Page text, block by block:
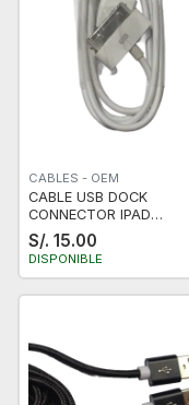
CABLES - OEM
CABLE USB DOCK
CONNECTOR IPAD
3G/3GS/4G/4S NUEVO
S/. 15.00
DISPONIBLE